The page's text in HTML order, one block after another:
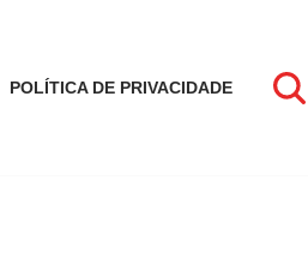
POLÍTICA DE PRIVACIDADE